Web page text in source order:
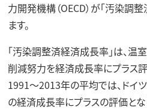
力開発機構（OECD）が「汚染調
ます。
「汚染調整済経済成長率」は、
削減努力を経済成長率にプラス評
1991～2013年の平均では、ドイ
の経済成長率にプラスの評価とな